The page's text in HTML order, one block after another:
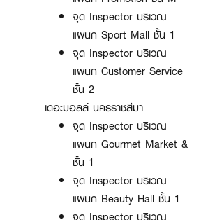
จุด Inspector บริเวณ
แผนก Sport Mall ชั้น 1
จุด Inspector บริเวณ
แผนก Customer Service
ชั้น 2
เดอะมอลล์ นครราชสีมา
จุด Inspector บริเวณ
แผนก Gourmet Market &
ชั้น 1
จุด Inspector บริเวณ
แผนก Beauty Hall ชั้น 1